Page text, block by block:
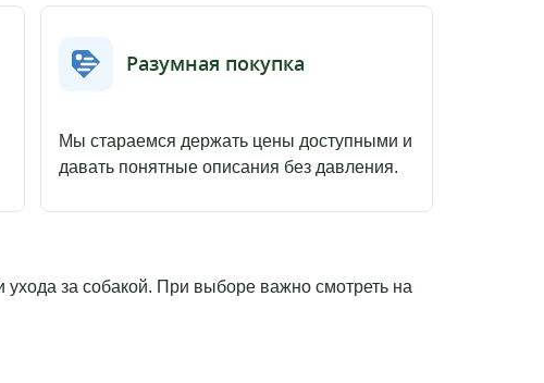
Разумная покупка
Мы стараемся держать цены доступными и
давать понятные описания без давления.
за собакой. При выборе важно смотреть на